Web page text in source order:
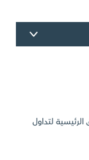
لتداول